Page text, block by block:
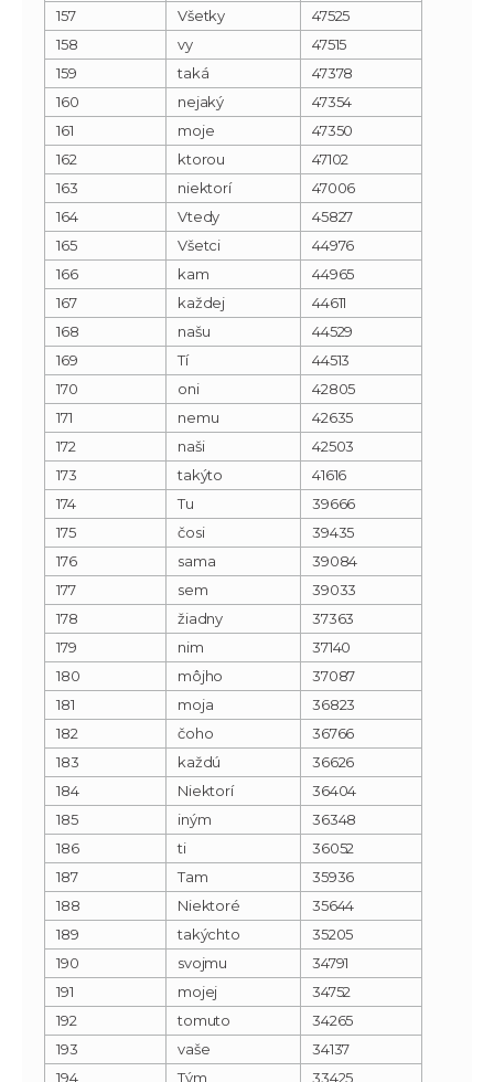
157
Všetky
47525
158
vy
47515
159
taká
47378
160
nejaký
47354
161
moje
47350
162
ktorou
47102
163
niektorí
47006
164
Vtedy
45827
165
Všetci
44976
166
kam
44965
167
každej
44611
168
našu
44529
169
Tí
44513
170
oni
42805
171
nemu
42635
172
naši
42503
173
takýto
41616
174
Tu
39666
175
čosi
39435
176
sama
39084
177
sem
39033
178
žiadny
37363
179
nim
37140
180
môjho
37087
181
moja
36823
182
čoho
36766
183
každú
36626
184
Niektorí
36404
185
iným
36348
186
ti
36052
187
Tam
35936
188
Niektoré
35644
189
takýchto
35205
190
svojmu
34791
191
mojej
34752
192
tomuto
34265
193
vaše
34137
194
Tým 33425